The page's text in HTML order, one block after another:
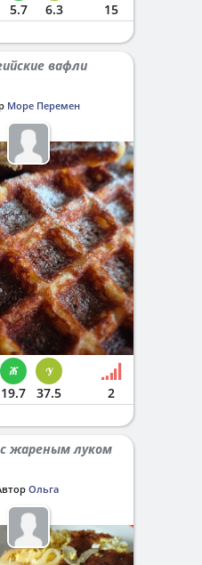
5.7 6.3 15
вафли
Море Перемен
19.7 37.5 2
с жареным луком
Ольга